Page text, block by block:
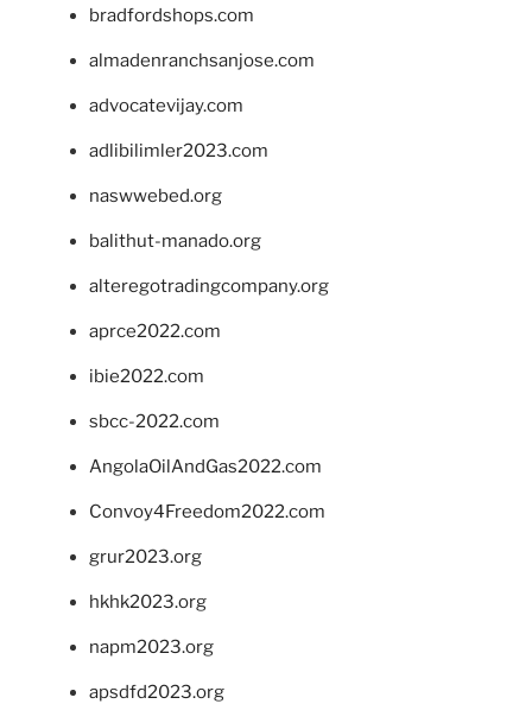
bradfordshops.com
almadenranchsanjose.com
advocatevijay.com
adlibilimler2023.com
naswwebed.org
balithut-manado.org
alteregotradingcompany.org
aprce2022.com
ibie2022.com
sbcc-2022.com
AngolaOilAndGas2022.com
Convoy4Freedom2022.com
grur2023.org
hkhk2023.org
napm2023.org
apsdfd2023.org